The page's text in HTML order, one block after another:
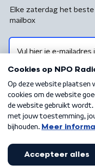
Elke zaterdag het
mailbox
Algemene voorwaarden